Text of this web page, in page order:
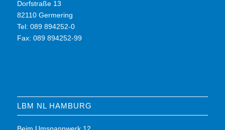
Dorfstraße 13
82110 Germering
Tel: 089 894252-0
Fax: 089 894252-99
LBM NL HAMBURG